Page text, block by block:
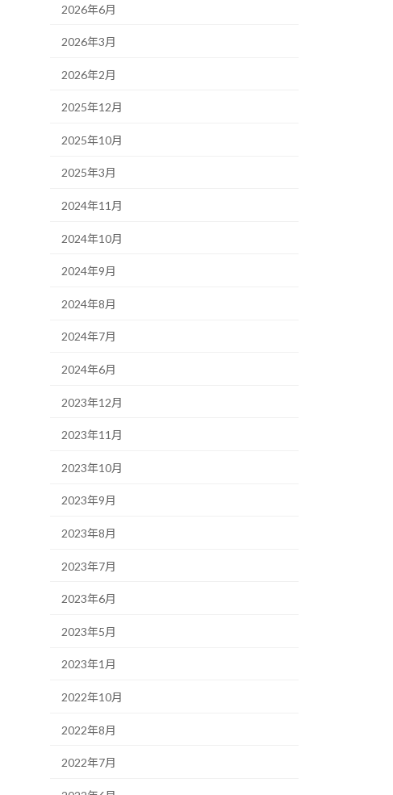
2026年6月
2026年3月
2026年2月
2025年12月
2025年10月
2025年3月
2024年11月
2024年10月
2024年9月
2024年8月
2024年7月
2024年6月
2023年12月
2023年11月
2023年10月
2023年9月
2023年8月
2023年7月
2023年6月
2023年5月
2023年1月
2022年10月
2022年8月
2022年7月